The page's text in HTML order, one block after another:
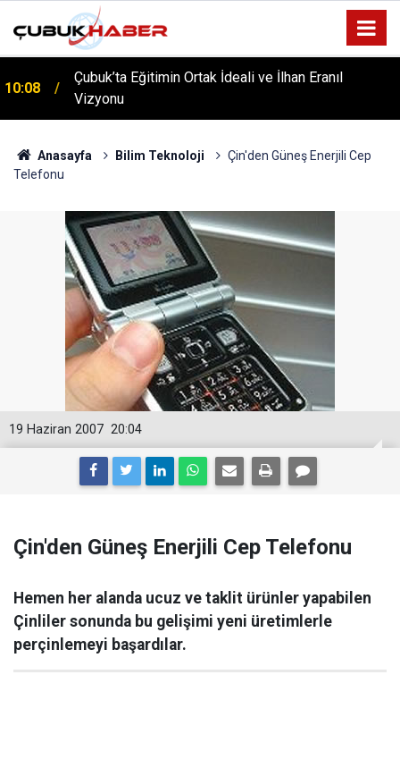
10:08
Çubuk’ta Eğitimin Ortak İdeali ve İlhan Eranıl
Vizyonu
12:06
ÇUBUK’TA ‘YAZA MERHABA’ COŞKUSU: Kursiyerler
Gönüllerince Eğlendi!
Anasayfa Bilim Teknoloji
Çin'den Güneş Enerjili Cep
Telefonu
20:04
19 Haziran 2007
Çin'den Güneş Enerjili Cep Telefonu
Hemen her alanda ucuz ve taklit ürünler yapabilen
Çinliler sonunda bu gelişimi yeni üretimlerle
perçinlemeyi başardılar.